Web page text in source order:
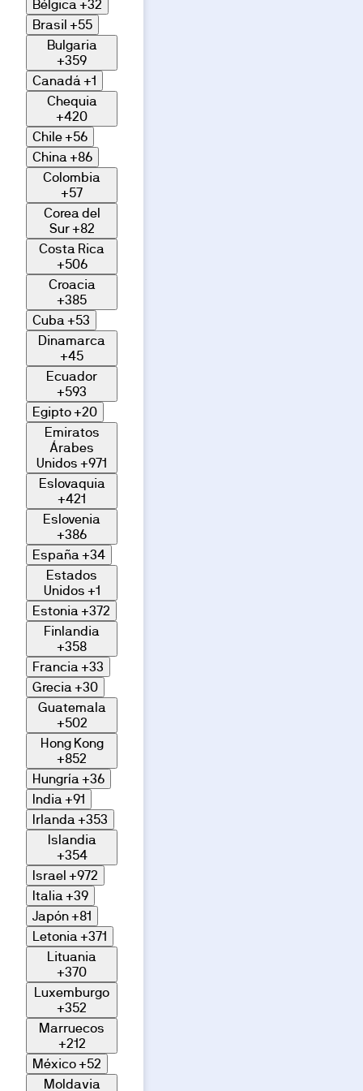
Selección
consentimiento
Necesarias
Preferencias
Estadística
Marketing
Bélgica+32
Brasil +55
Bulgaria
+359
Canadá+1
Chequia
+420
Chile+56
China+86
Colombia
+57
Corea del
Sur+82
Costa Rica
+506
Croacia
+385
Cuba+53
Dinamarca
+45
Ecuador
+593
Egipto+20
Emiratos
Árabes
Unidos +971
Eslovaquia
+421
Eslovenia
+386
España+34
Estados
Unidos +1
Estonia+372
Finlandia
+358
Francia+33
Grecia+30
Guatemala
+502
Hong Kong
+852
Hungría+36
India+91
Irlanda+353
Islandia
+354
Israel +972
Italia+39
Japón+81
Letonia+371
Lituania
+370
Luxemburgo
+352
Marruecos
+212
México+52
Moldavia
concretarán
documentación
contractual
memoria
cualquier
variación,
responderá
exigencias
urbanísticas.
Terraza
Descubre
espacios
de esta
promoción
a través
nuestra
galería de
imágenes.